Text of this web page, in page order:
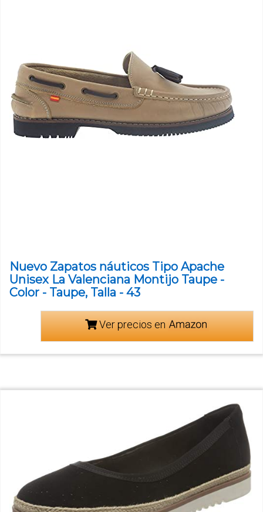
Nuevo Zapatos náuticos Tipo Apache
Unisex La Valenciana Montijo Taupe -
Color - Taupe, Talla - 43
Ver precios en